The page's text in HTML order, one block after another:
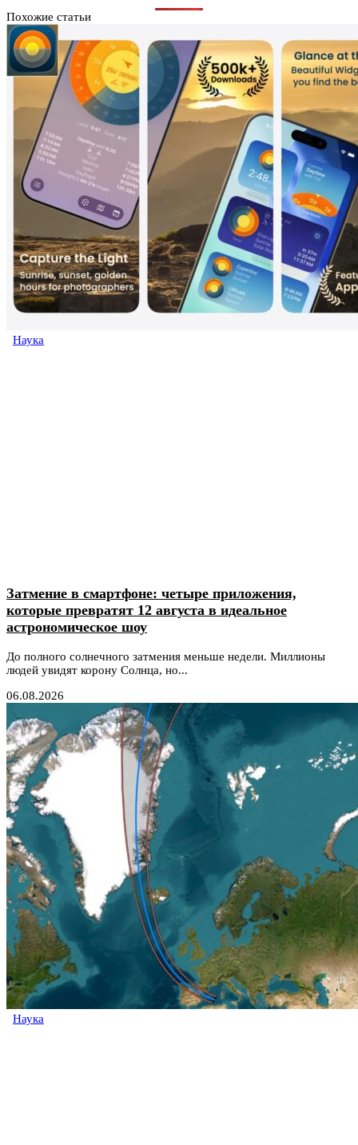
Похожие статьи
Наука
Затмение в смартфоне: четыре приложения,
которые превратят 12 августа в идеальное
астрономическое шоу
До полного солнечного затмения меньше недели. Миллионы
людей увидят корону Солнца, но...
06.08.2026
Наука